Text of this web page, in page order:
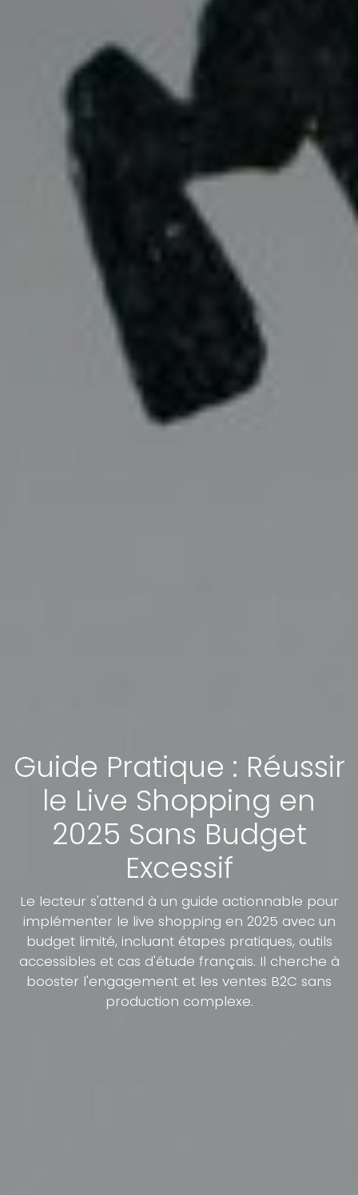
Guide Pratique : Réussir
le Live Shopping en
2025 Sans Budget
Excessif
Le lecteur s'attend à un guide actionnable pour
implémenter le live shopping en 2025 avec un
budget limité, incluant étapes pratiques, outils
accessibles et cas d'étude français. Il cherche à
booster l'engagement et les ventes B2C sans
production complexe.